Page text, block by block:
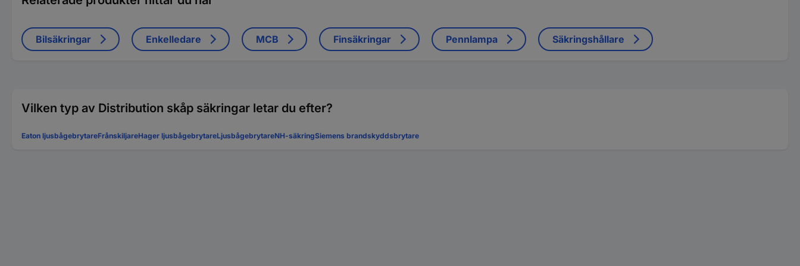
Bilsäkringar Enkelledare MCB Finsäkringar Pennlampa Säkringshållare
Vilken typ av Distribution skåp säkringar letar du efter?
Eaton ljusbågebrytareFrånskiljareHager ljusbågebrytareLjusbågebrytareNH-säkringSiemens brandskyddsbrytare